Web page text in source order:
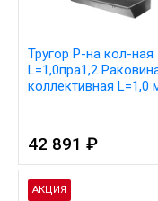
Тругор Р-на кол-ная
L=1,0пра1,2
коллективная L=1,0
42 891 ₽
АКЦИЯ